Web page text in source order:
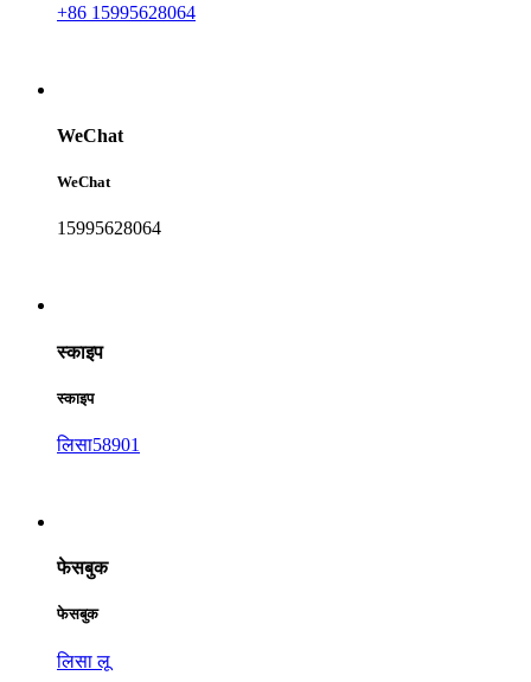
+86 15995628064
WeChat
WeChat
15995628064
स्काइप
स्काइप
लिसा58901
फेसबुक
फेसबुक
लिसा लू